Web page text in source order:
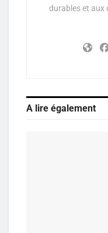
durables et aux
A lire également